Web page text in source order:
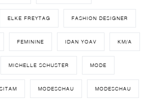
ELKE FREYTAG FASHION DESIGNER
FEMININE IDAN YOAV KM/A
MICHELLE SCHUSTER MODE
MODESCHAU MODESCHAU